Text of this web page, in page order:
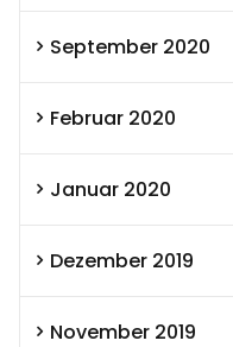
September 2020
Februar 2020
Januar 2020
Dezember 2019
November 2019